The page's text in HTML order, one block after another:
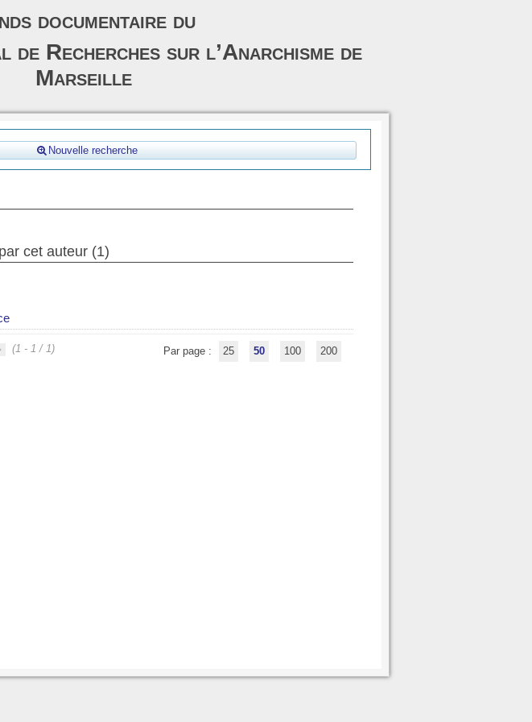
Nouvelle recherche
cet auteur (1)
(1 - 1 / 1) Par page : 25 50 100 200
documentaire du
Recherches sur l’Anarchisme de
Marseille